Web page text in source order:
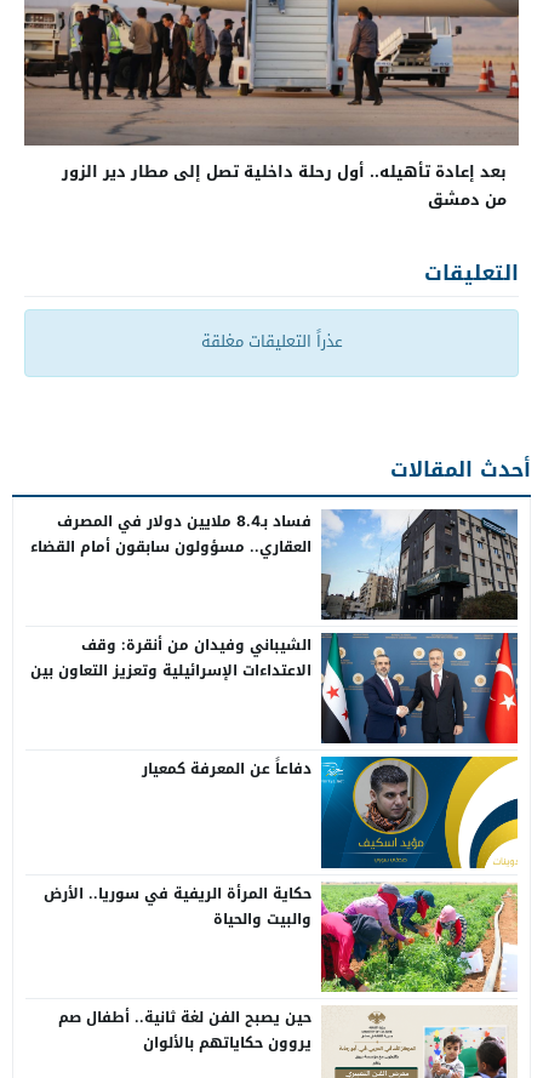
بعد إعادة تأهيله.. أول رحلة داخلية تصل إلى مطار دير الزور
من دمشق
التعليقات
عذراً التعليقات مغلقة
أحدث المقالات
فساد بـ8.4 ملايين دولار في المصرف
العقاري.. مسؤولون سابقون أمام القضاء
الشيباني وفيدان من أنقرة: وقف
الاعتداءات الإسرائيلية وتعزيز التعاون بين
دفاعاً عن المعرفة كمعيار
حكاية المرأة الريفية في سوريا.. الأرض
والبيت والحياة
حين يصبح الفن لغة ثانية.. أطفال صم
يروون حكاياتهم بالألوان